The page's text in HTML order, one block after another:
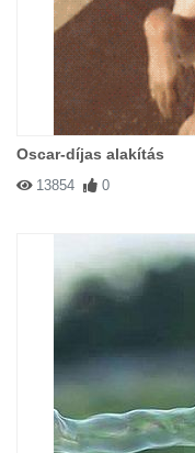
Oscar-díjas alakítás
13854 0